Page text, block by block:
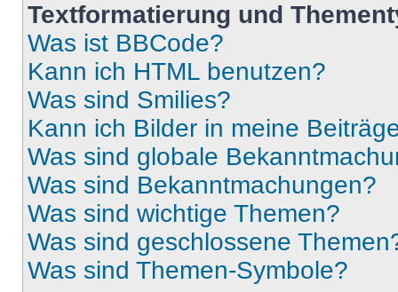
Textformatierung und
Was ist BBCode?
Kann ich HTML benutzen?
Was sind Smilies?
Kann ich Bilder in meine
Was sind globale
Was sind Bekanntmachungen?
Was sind wichtige Themen?
Was sind geschlossene
Was sind Themen-Symbole?